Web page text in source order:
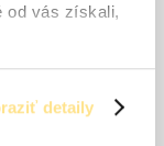
od vás získali,
detaily
viac ako 12%.
viac ako 15%.
hrdze.
s